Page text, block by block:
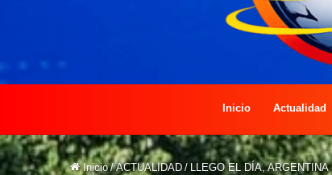
Inicio Actualidad
Inicio / ACTUALIDAD / LLEGO EL DÍA,